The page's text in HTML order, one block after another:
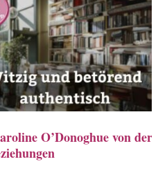
O’Donoghue von der